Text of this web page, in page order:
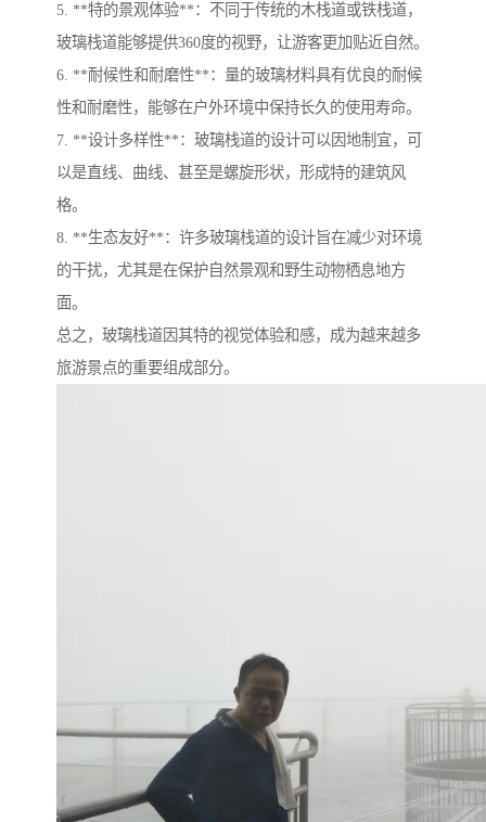
5. **特的景观体验**：不同于传统的木栈道或铁栈道，
玻璃栈道能够提供360度的视野，让游客更加贴近自然。
6. **耐候性和耐磨性**：量的玻璃材料具有优良的耐候
性和耐磨性，能够在户外环境中保持长久的使用寿命。
7. **设计多样性**：玻璃栈道的设计可以因地制宜，可
以是直线、曲线、甚至是螺旋形状，形成特的建筑风
格。
8. **生态友好**：许多玻璃栈道的设计旨在减少对环境
的干扰，尤其是在保护自然景观和野生动物栖息地方
面。
总之，玻璃栈道因其特的视觉体验和感，成为越来越多
旅游景点的重要组成部分。